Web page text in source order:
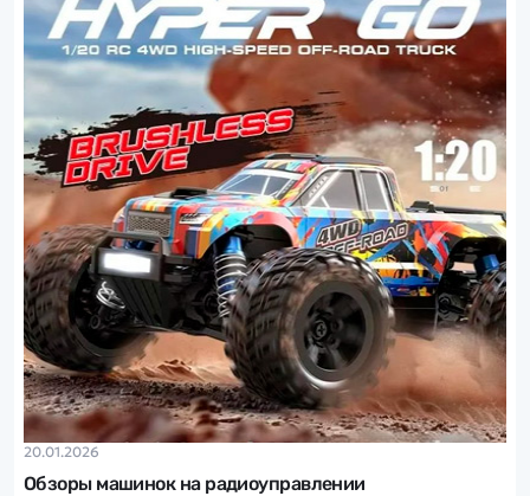
20.01.2026
Обзоры машинок на радиоуправлении